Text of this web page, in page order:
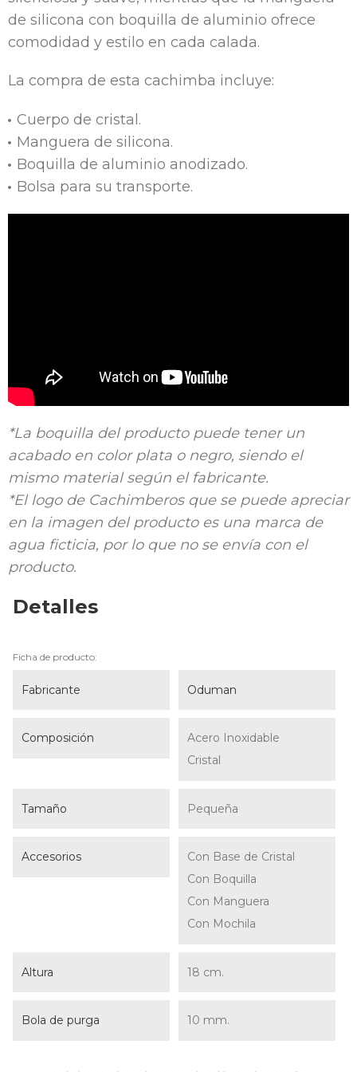
de silicona con boquilla de aluminio ofrece
comodidad y estilo en cada calada.
La compra de esta cachimba incluye:
Cuerpo de cristal.
Manguera de silicona.
Boquilla de aluminio anodizado.
Bolsa para su transporte.
*La boquilla del producto puede tener un
acabado en color plata o negro, siendo el
mismo material según el fabricante.
*El logo de Cachimberos que se puede apreciar
en la imagen del producto es una marca de
agua ficticia, por lo que no se envía con el
producto.
Detalles
Ficha de producto:
Fabricante Oduman
Composición
Acero Inoxidable
Cristal
Tamaño Pequeña
Accesorios
Con Base de Cristal
Con Boquilla
Con Manguera
Con Mochila
Altura 18 cm.
Bola de purga 10 mm.